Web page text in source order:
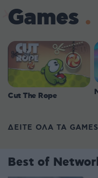
Games
Cut The Rope
ΔΕΙΤΕ ΟΛΑ ΤΑ GAMES
Best of